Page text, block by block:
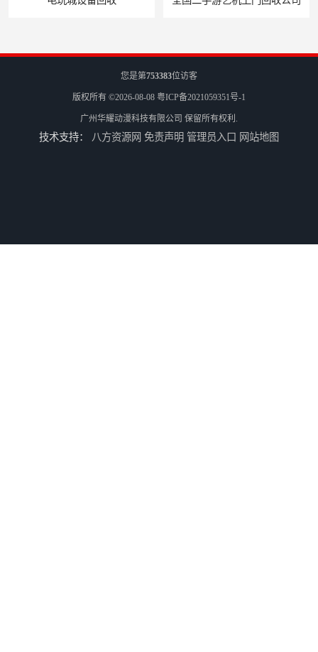
您是第753383位访客
版权所有 ©2026-08-08 粤ICP备2021059351号-1
广州华耀动漫科技有限公司 保留所有权利.
技术支持： 八方资源网 免责声明 管理员入口 网站地图